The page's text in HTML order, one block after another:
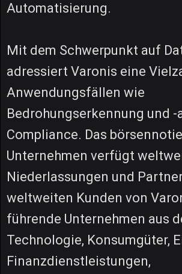
Automatisierung.
Mit dem Schwerpunkt auf
adressiert Varonis eine
Anwendungsfällen wie
Bedrohungserkennung und -
Compliance. Das
Unternehmen verfügt
Niederlassungen und
weltweiten Kunden von
führende Unternehmen aus
Technologie, Konsumgüter,
Finanzdienstleistungen,